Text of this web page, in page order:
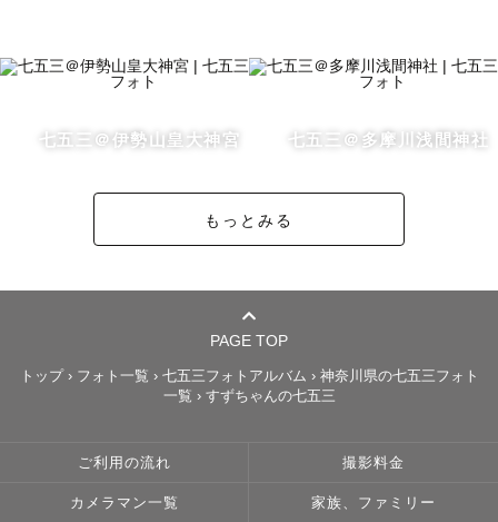
〜ニューボーンフォトプラン一覧〜
ポーズ：２ポーズセレクト可＋きょうだいフォト・家族写
納品枚数:40枚以上
（うちアートフォト15-25枚程度）
🔻選択可能ポージング
･おくるみ（ファー背景）
七五三＠伊勢山皇大神宮 七五三＠多摩川浅間神社
もっとみる
PAGE TOP
トップ› フォト一覧 › 七五三フォトアルバム › 神奈川県の七五三フォト
一覧 › すずちゃんの七五三
ご利用の流れ 撮影料金
カメラマン一覧 家族、ファミリー